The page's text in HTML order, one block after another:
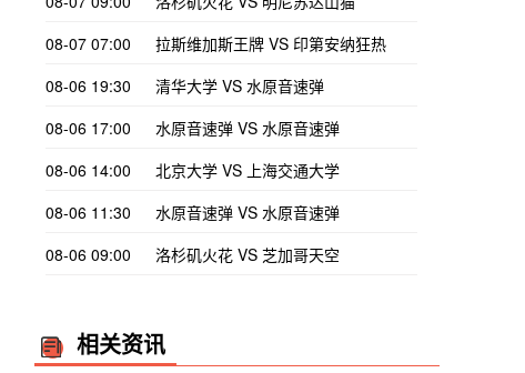
08-07 07:00
拉斯维加斯王牌 VS 印第安纳狂热
08-06 19:30
清华大学 VS 水原音速弹
08-06 17:00
水原音速弹 VS 水原音速弹
08-06 14:00
北京大学 VS 上海交通大学
08-06 11:30
水原音速弹 VS 水原音速弹
08-06 09:00
洛杉矶火花 VS 芝加哥天空
相关资讯